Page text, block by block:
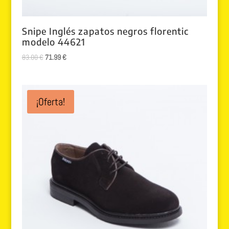
Snipe Inglés zapatos negros florentic
modelo 44621
83.00€ El
era:
83.00 €.
71.99€El
es:
¡Oferta!